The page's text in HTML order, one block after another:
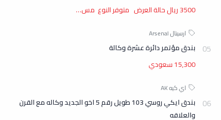
3500 ريال حالة العرض متوفر النوع مس…
بندق مؤتمر دائرة عشرة وكالة
15,300 سعودي
بندق ايكي روسي 103 طويل رقم 5 اخو الجديد وكاله مع القرن
والعلاقه